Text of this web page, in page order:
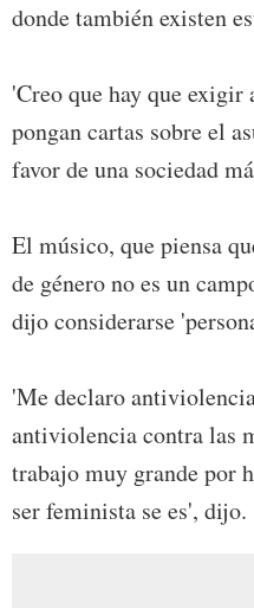
donde también existen
'Creo que hay que exigir
pongan cartas sobre el
favor de una sociedad
El músico, que piensa
de género no es un
dijo considerarse
'Me declaro
antiviolencia contra las
trabajo muy grande por
ser feminista se es', dijo.